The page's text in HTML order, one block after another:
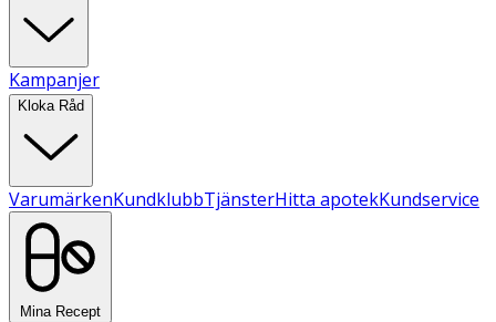
Kampanjer
Kloka Råd
VarumärkenKundklubbTjänsterHitta apotekKundservice
Mina Recept